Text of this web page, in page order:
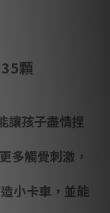
顆
讓孩子盡情捏
多觸覺刺激，
小卡車，並能